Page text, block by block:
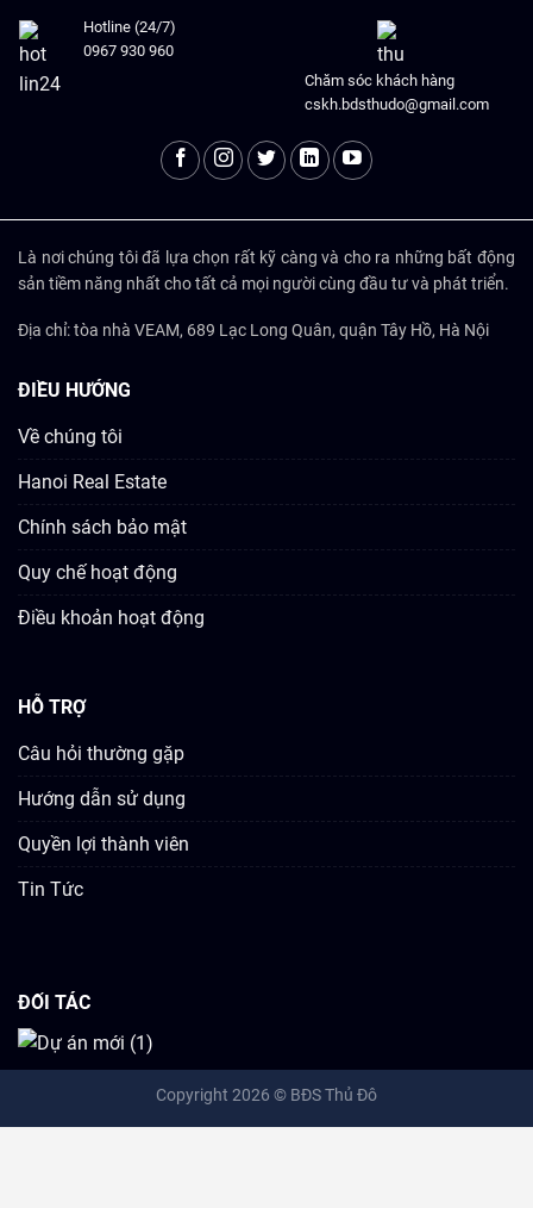
Hotline (24/7)
0967 930 960
Chăm sóc khách hàng
cskh.bdsthudo@gmail.com
Là nơi chúng tôi đã lựa chọn rất kỹ càng và cho ra những bất động
sản tiềm năng nhất cho tất cả mọi người cùng đầu tư và phát triển.
Địa chỉ: tòa nhà VEAM, 689 Lạc Long Quân, quận Tây Hồ, Hà Nội
ĐIỀU HƯỚNG
Về chúng tôi
Hanoi Real Estate
Chính sách bảo mật
Quy chế hoạt động
Điều khoản hoạt động
HỖ TRỢ
Câu hỏi thường gặp
Hướng dẫn sử dụng
Quyền lợi thành viên
Tin Tức
ĐỐI TÁC
Copyright 2026 © BĐS Thủ Đô